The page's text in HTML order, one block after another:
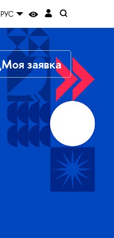
РУС
Моя заявка